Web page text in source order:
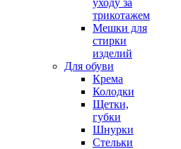
уходу за
трикотажем
Мешки для
стирки
изделий
Для обуви
Крема
Колодки
Щетки,
губки
Шнурки
Стельки